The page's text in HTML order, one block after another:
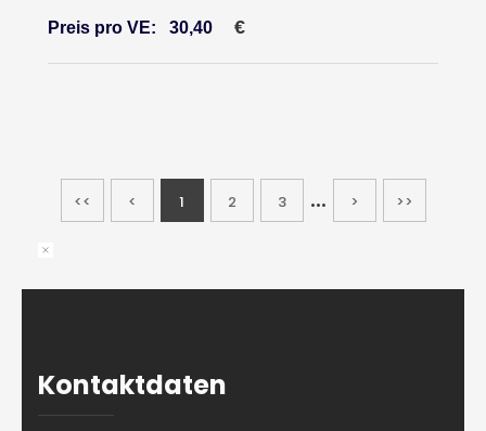
Preis pro VE: 30,40 €
<< < 1 2 3 ... > >>
Kontaktdaten